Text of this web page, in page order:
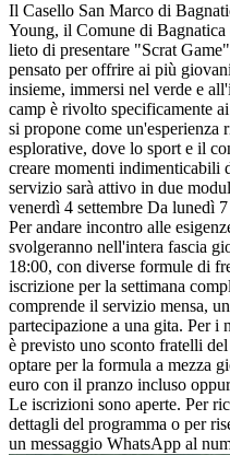
Il Casello San Marco di
Young, il Comune di
lieto di presentare "Scrat
pensato per offrire ai più
insieme, immersi nel verde e
camp è rivolto specificamente
si propone come
esplorative, dove lo sport e il
creare momenti indimenticabili
servizio sarà attivo in due
venerdì 4 settembre Da lunedì
Per andare incontro alle
svolgeranno nell'intera fascia
18:00, con diverse formule di
iscrizione per la settimana
comprende il servizio mensa,
partecipazione a una gita. Per
è previsto uno sconto fratelli
optare per la formula a mezza
euro con il pranzo incluso
Le iscrizioni sono aperte. Per
dettagli del programma o per
un messaggio WhatsApp al